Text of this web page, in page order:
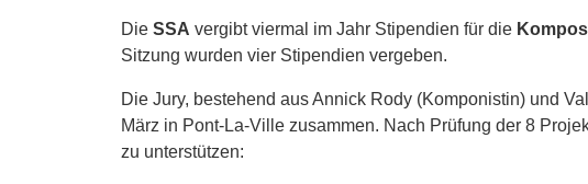
Die SSA vergibt viermal im Jahr Stipendien für die
Sitzung wurden vier Stipendien vergeben.
Die Jury, bestehend aus Annick Rody (Komponistin) und
März in Pont-La-Ville zusammen. Nach Prüfung der 8
zu unterstützen: